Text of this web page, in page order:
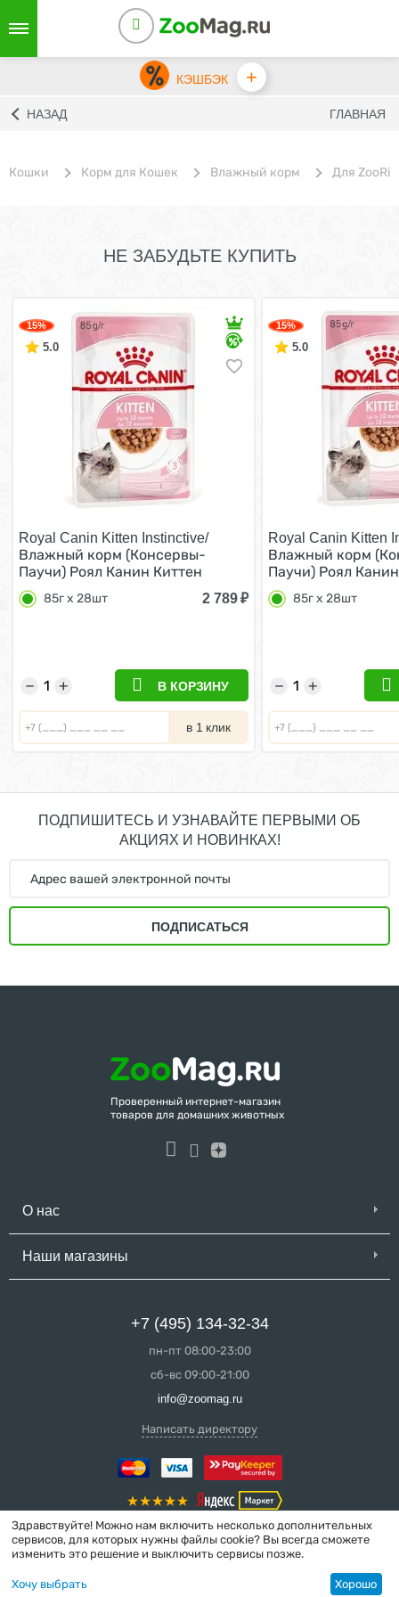
КЭШБЭК +
НАЗАД ГЛАВНАЯ
Кошки Корм для Кошек Влажный корм Для
НЕ ЗАБУДЬТЕ КУПИТЬ
15%
5.0
Royal Canin Kitten Instinctive/
Влажный корм (Консервы-
Паучи) Роял Канин Киттен
Инстинктив для Котят в
возрасте от 4 до 12 месяцев в
85г х 28шт 2 789₽
+
− В КОРЗИНУ
в 1 клик
15%
5.0
Royal Canin Kitten
Влажный корм
Паучи) Роял
Инстинктив для
возрасте от 4 до
85г х 28шт
+
−
ПОДПИШИТЕСЬ И УЗНАВАЙТЕ ПЕРВЫМИ ОБ
АКЦИЯХ И НОВИНКАХ!
ПОДПИСАТЬСЯ
Проверенный интернет-магазин
товаров для домашних животных
О нас
Наши магазины
+7 (495) 134-32-34
пн-пт 08:00-23:00
сб-вс 09:00-21:00
info@zoomag.ru
Написать директору
Интернет-магазин сделан в вебстудии
MakeShop.pro
Здравствуйте! Можно нам включить несколько дополнительных
сервисов, для которых нужны файлы cookie? Вы всегда сможете
изменить это решение и выключить сервисы позже.
Хочу выбрать Хорошо